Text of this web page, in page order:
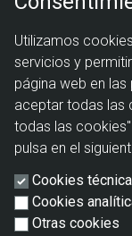
legal
Política de cookies
Aviso legal
Utilizamos
servicios y
página web en
aceptar todas las
todas las
pulsa en el
Cookies
Cookies
Otras cookies